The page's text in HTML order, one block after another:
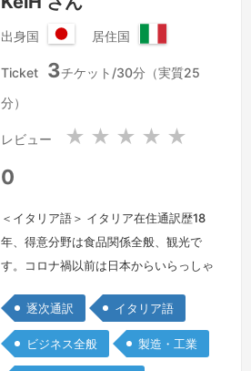
出身国
本
居住国
タ
共
Ticket 3チケット/30分（実質25
分）
レビュー ★ ★ ★ ★ ★
0
＜イタリア語＞ イタリア在住通訳歴18
年、得意分野は食品関係全般、観光で
す。コロナ禍以前は日本からいらっしゃ
タント、観光でいらっしゃるお客様の通
訳とご案内を数多く担当させていただき
ました。「予訳」でもこの経験を活かし
逐次通訳 イタリア語
ビジネス全般 製造・工業